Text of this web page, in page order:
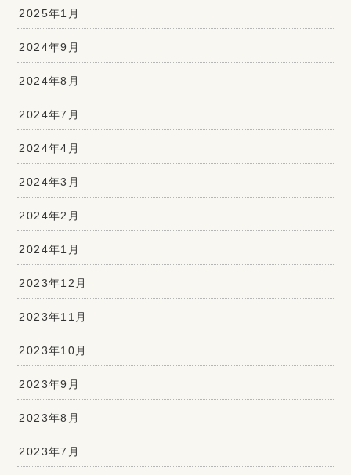
2025年1月
2024年9月
2024年8月
2024年7月
2024年4月
2024年3月
2024年2月
2024年1月
2023年12月
2023年11月
2023年10月
2023年9月
2023年8月
2023年7月